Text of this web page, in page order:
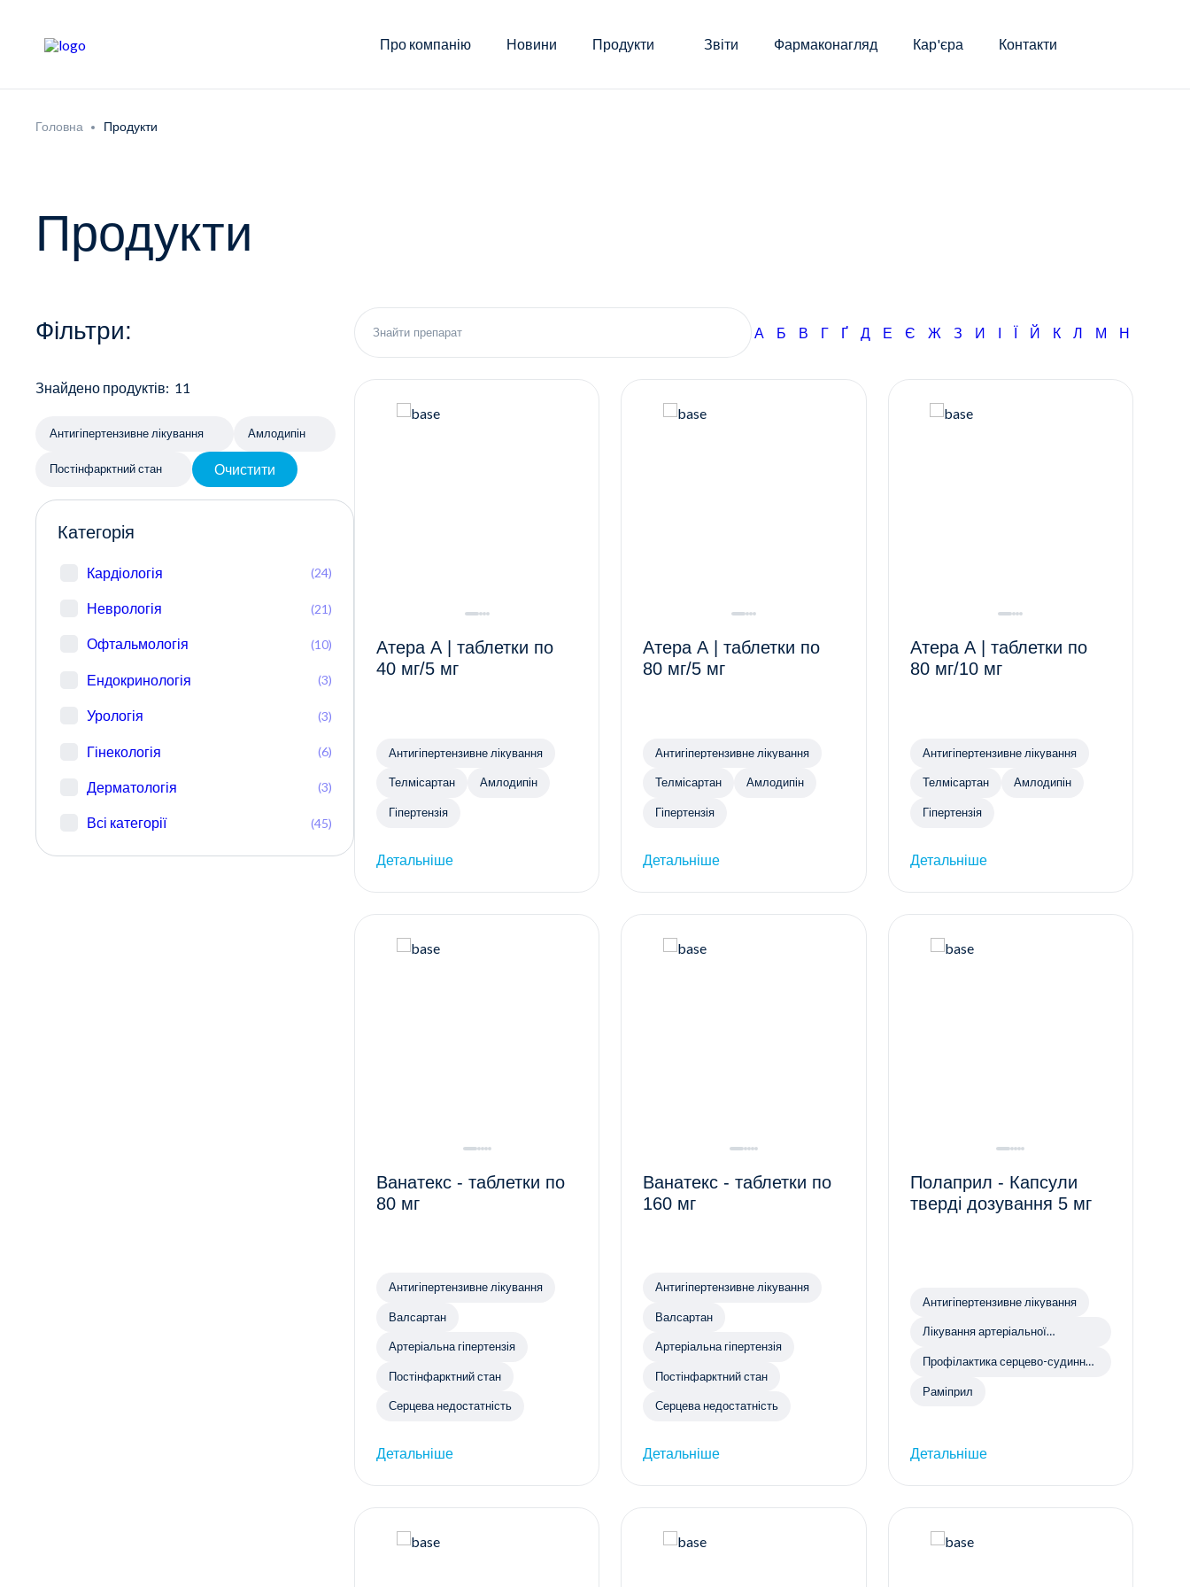
Про компанію Новини Продукти Звіти Фармаконагляд Кар'єра Контакти
Головна Продукти
Продукти
Фільтри:
Знайдено продуктів: 11
Антигіпертензивне лікування Амлодипін
Постінфарктний стан Очистити
Категорія
Кардіологія (24)
Неврологія (21)
Офтальмологія (10)
Ендокринологія (3)
Урологія (3)
Гінекологія (6)
Дерматологія (3)
Всі категорії (45)
А Б В Г Ґ Д Е Є Ж З И І Ї Й К Л М Н
Атера А | таблетки по
40 мг/5 мг
Антигіпертензивне лікування
Телмісартан Амлодипін
Гіпертензія
Детальніше
Атера А | таблетки по
80 мг/5 мг
Антигіпертензивне лікування
Телмісартан Амлодипін
Гіпертензія
Детальніше
Атера А | таблетки по
80 мг/10 мг
Антигіпертензивне лікування
Телмісартан Амлодипін
Гіпертензія
Детальніше
Ванатекс - таблетки по
80 мг
Антигіпертензивне лікування
Валсартан
Артеріальна гіпертензія
Постінфарктний стан
Серцева недостатність
Детальніше
Ванатекс - таблетки по
160 мг
Антигіпертензивне лікування
Валсартан
Артеріальна гіпертензія
Постінфарктний стан
Серцева недостатність
Детальніше
Полаприл - Капсули
тверді дозування 5 мг
Антигіпертензивне лікування
Лікування артеріальної
Профілактика серцево-судинних
Раміприл
Детальніше